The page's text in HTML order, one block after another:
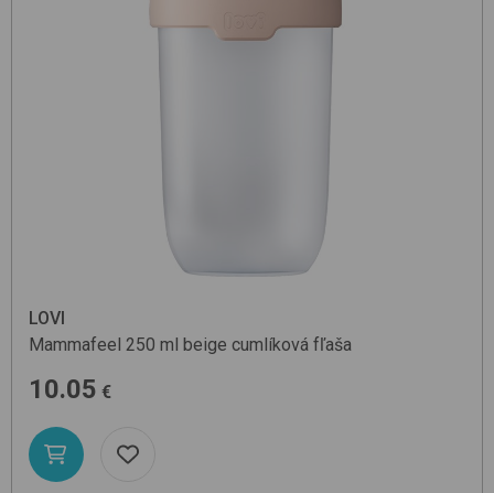
LOVI
Mammafeel 250 ml beige cumlíková fľaša
10.05 €